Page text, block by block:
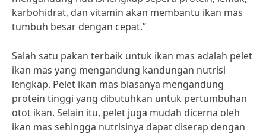
karbohidrat, dan vitamin akan membantu ikan mas
tumbuh besar dengan cepat.”
Salah satu pakan terbaik untuk ikan mas adalah pelet
ikan mas yang mengandung kandungan nutrisi
lengkap. Pelet ikan mas biasanya mengandung
protein tinggi yang dibutuhkan untuk pertumbuhan
otot ikan. Selain itu, pelet juga mudah dicerna oleh
ikan mas sehingga nutrisinya dapat diserap dengan